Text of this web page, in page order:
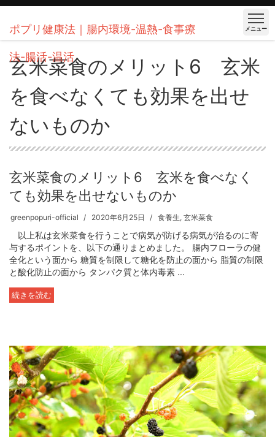
ポプリ健康法｜腸内環境-温熱-食事療
法-腸活-温活
メニュー
玄米菜食のメリット6 玄米
を食べなくても効果を出せ
ないものか
玄米菜食のメリット6 玄米を食べなく
ても効果を出せないものか
greenpopuri-official 2020年6月25日 食養生, 玄米菜食
以上私は玄米菜食を行うことで病気が防げる病気が治るのに寄
与するポイントを、以下の通りまとめました。 腸内フローラの健
全化という面から 糖質を制限して糖化を防止の面から 脂質の制限
と酸化防止の面から タンパク質と体内毒素 ...
続きを読む